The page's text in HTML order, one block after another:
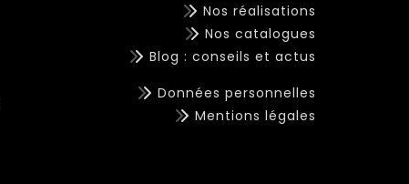
Nos réalisations
Nos catalogues
Blog : conseils et actus
Données personnelles
Mentions légales